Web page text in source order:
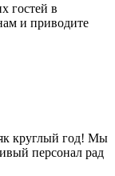
гостей в
и приводите
круглый год! Мы
персонал рад